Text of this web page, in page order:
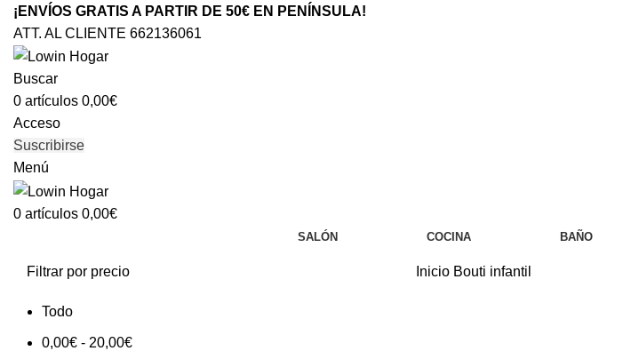
¡ENVÍOS GRATIS A PARTIR DE 50€ EN PENÍNSULA!
ATT. AL CLIENTE 662136061
Buscar
0 artículos 0,00€
Acceso
Suscribirse
Menú
0 artículos 0,00€
SALÓN COCINA BAÑO
Filtrar por precio
Todo
0,00€ - 20,00€
Inicio Bouti infantil